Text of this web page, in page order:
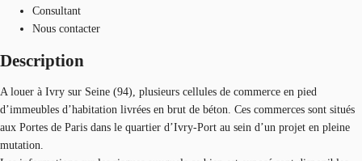
Consultant
Nous contacter
Description
A louer à Ivry sur Seine (94), plusieurs cellules de commerce en pied
d’immeubles d’habitation livrées en brut de béton. Ces commerces sont situés
aux Portes de Paris dans le quartier d’Ivry-Port au sein d’un projet en pleine
mutation.